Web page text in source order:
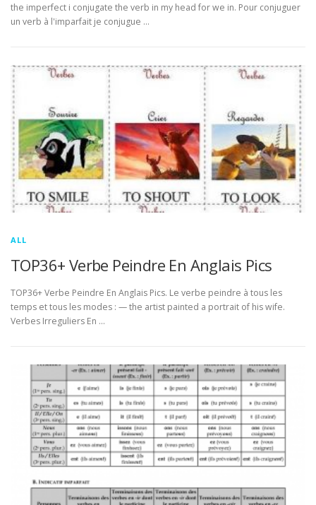
the imperfect i conjugate the verb in my head for we in. Pour conjuguer
un verb à l'imparfait je conjugue …
ALL
TOP36+ Verbe Peindre En Anglais Pics
TOP36+ Verbe Peindre En Anglais Pics. Le verbe peindre à tous les
temps et tous les modes : — the artist painted a portrait of his wife.
Verbes Irreguliers En …